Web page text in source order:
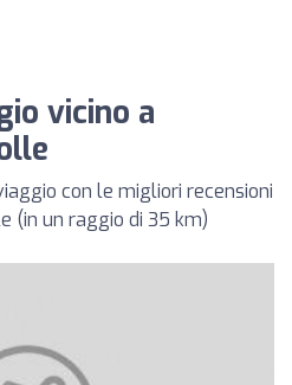
vicino a
con le migliori recensioni
(in un raggio di 35 km)